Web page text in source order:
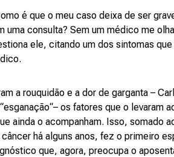
é que o meu caso deixa de ser
uma consulta? Sem um médico me
ele, citando um dos sintomas
a rouquidão e a dor de garganta –
os fatores que o levaram
ainda o acompanham. Isso, somado
câncer há alguns anos, fez o primeiro
que, agora, preocupa o